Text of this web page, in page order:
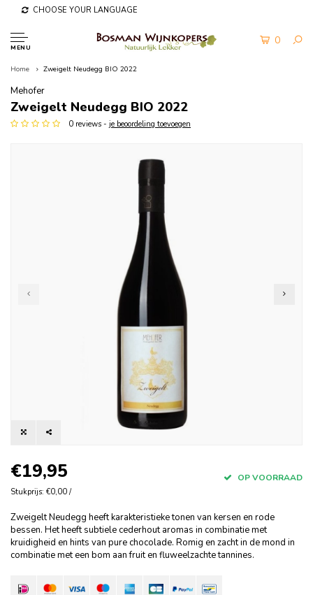
CHOOSE YOUR LANGUAGE
MENU
0
Home Zweigelt Neudegg BIO 2022
Mehofer
Zweigelt Neudegg BIO 2022
0 reviews - je beoordeling toevoegen
€19,95
Stukprijs: €0,00 /
OP VOORRAAD
Zweigelt Neudegg heeft karakteristieke tonen van kersen en rode
bessen. Het heeft subtiele cederhout aromas in combinatie met
kruidigheid en hints van pure chocolade. Romig en zacht in de mond in
combinatie met een bom aan fruit en fluweelzachte tannines.